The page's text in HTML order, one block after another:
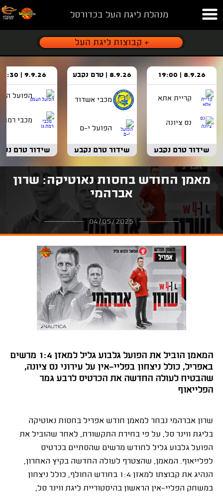
מנהלת ליגת העל בכדורסל
8.9.26 | 19:00
קריית אתא
נס ציונה
שידור טרם נקבע
8.9.26 | טרם נקבע
מכבי אשדוד
הפועל י-ם
שידור טרם נקבע
9.9.26 | 18:30
הפועל
מכבי רמת
שידור טרם
מאמן החודש בחסות נאוטיקה: שרון
אברהמי
04/05/2025
המאמן הוביל את הפועל גלבוע גליל למאזן 1:4 מרשים
באפריל, כולל ניצחון בפליי-אין על עירוני נס ציונה,
שהבטיח לעולה החדשה את הכרטיס לרבע גמר
הפלייאוף
שרון אברהמי נבחר למאמן חודש אפריל בחסות נאוטיקה
בליגת ווינר סל, על פי בחירת התקשורת, לאחר שהוביל את
הפועל גלבוע גליל לחודש מרשים שהסתיים בכרטיס
לפלייאוף. המאמן, שהצטרף לעולה החדשה בקיץ האחרון,
הנהיג את קבוצתו למאזן 1:4 בחודש החולף, כולל ניצחון
במשחק הפליי-אין הראשון בהיסטוריית ליגת ווינר סל,